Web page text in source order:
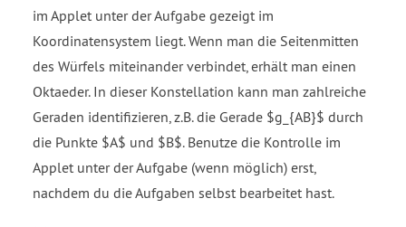
im Applet unter der Aufgabe gezeigt im
Koordinatensystem liegt. Wenn man die Seitenmitten
des Würfels miteinander verbindet, erhält man einen
Oktaeder. In dieser Konstellation kann man zahlreiche
Geraden identifizieren, z.B. die Gerade $g_{AB}$ durch
die Punkte $A$ und $B$. Benutze die Kontrolle im
Applet unter der Aufgabe (wenn möglich) erst,
nachdem du die Aufgaben selbst bearbeitet hast.